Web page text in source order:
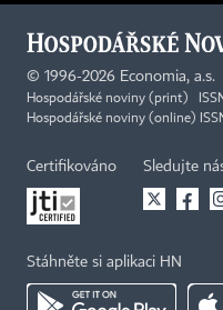
© 1996-2026 Economia, a.s.
Hospodářské noviny (print)
Hospodářské noviny (online)
Certifikováno Sledujte
Stáhněte si aplikaci HN